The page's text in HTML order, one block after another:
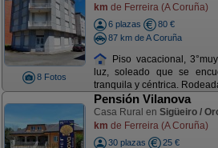
8 Fotos
km de Ferreira (A Coruña)
6 plazas
80 €
87 km de A Coruña
Piso vacacional,
luz, soleado que se
tranquila y céntrica.
Pensión Vilanova
Casa Rural en Sigüeiro /
km de Ferreira (A Coruña)
30 plazas
25 €